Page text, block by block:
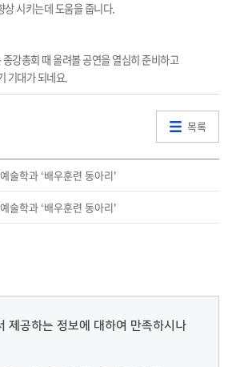
상 시키는데 도움을 줍니다.
강총회 때 올려볼 공연을 열심히 준비하고
기대가 되네요.
목록
술학과 ‘배우훈련 동아리'
술학과 ‘배우훈련 동아리'
제공하는 정보에 대하여 만족하시나